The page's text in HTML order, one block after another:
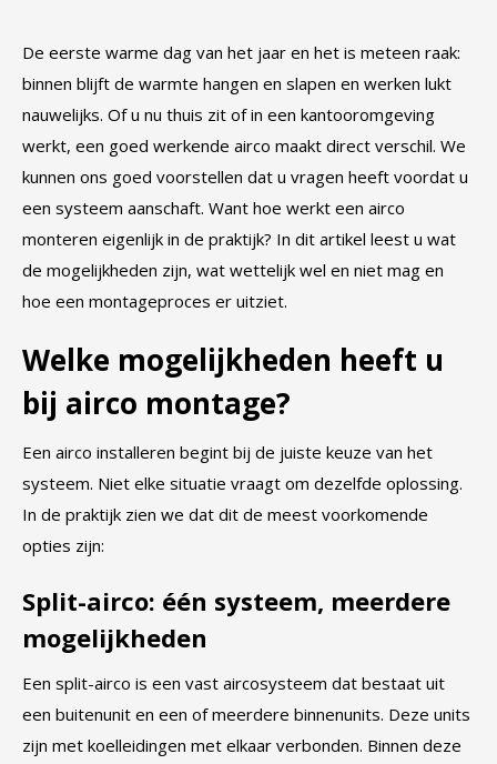
De eerste warme dag van het jaar en het is meteen raak:
binnen blijft de warmte hangen en slapen en werken lukt
nauwelijks. Of u nu thuis zit of in een kantooromgeving
werkt, een goed werkende airco maakt direct verschil. We
kunnen ons goed voorstellen dat u vragen heeft voordat u
een systeem aanschaft. Want hoe werkt een airco
monteren eigenlijk in de praktijk? In dit artikel leest u wat
de mogelijkheden zijn, wat wettelijk wel en niet mag en
hoe een montageproces er uitziet.
Welke mogelijkheden heeft u
bij airco montage?
Een airco installeren begint bij de juiste keuze van het
systeem. Niet elke situatie vraagt om dezelfde oplossing.
In de praktijk zien we dat dit de meest voorkomende
opties zijn:
Split-airco: één systeem, meerdere
mogelijkheden
Een split-airco is een vast aircosysteem dat bestaat uit
een buitenunit en een of meerdere binnenunits. Deze units
zijn met koelleidingen met elkaar verbonden. Binnen deze